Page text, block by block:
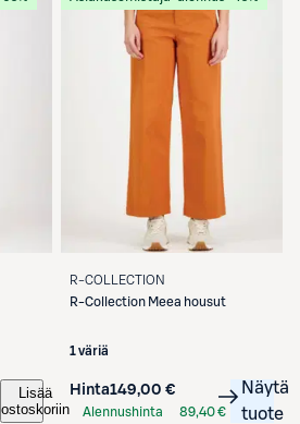
Lisää
ostoskoriin
R-COLLECTION
R-Collection Meea housut
1 väriä
Hinta149,00 €
Alennushinta
89,40 €
Näytä
tuote